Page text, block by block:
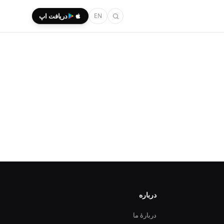
EN دریافت اپ
درباره
دربارهٔ ما